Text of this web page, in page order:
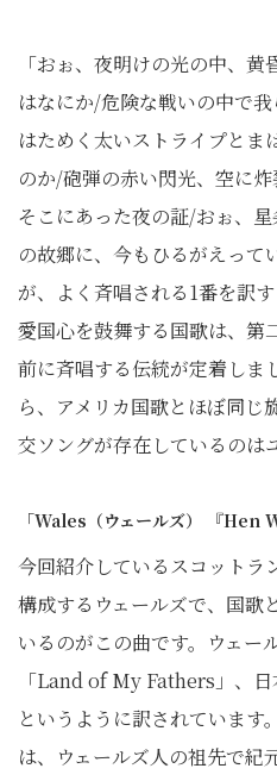
「おぉ、夜明けの光の中、
はなにか/危険な戦いの中で
はためく太いストライプとま
のか/砲弾の赤い閃光、空に
そこにあった夜の証/おぉ、
の故郷に、今もひるがえって
が、よく斉唱される1番を訳
愛国心を鼓舞する国歌は、第
前に斉唱する伝統が定着しま
ら、アメリカ国歌とほぼ同じ
交ソングが存在しているのは
「Wales（ウェールズ） 『Hen
今回紹介しているスコットラ
構成するウェールズで、国歌
いるのがこの曲です。ウェー
「Land of My Fathers」、日
というように訳されています
は、ウェールズ人の祖先で紀